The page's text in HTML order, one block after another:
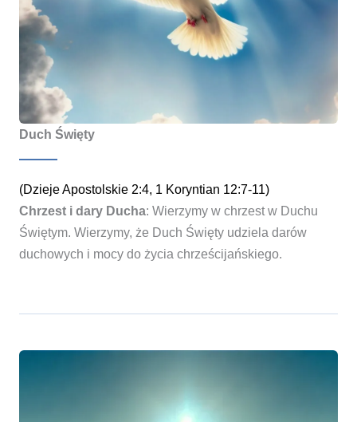
Duch Święty
(Dzieje Apostolskie 2:4, 1 Koryntian 12:7-11)
Chrzest i dary Ducha: Wierzymy w chrzest w Duchu
Świętym. Wierzymy, że Duch Święty udziela darów
duchowych i mocy do życia chrześcijańskiego.